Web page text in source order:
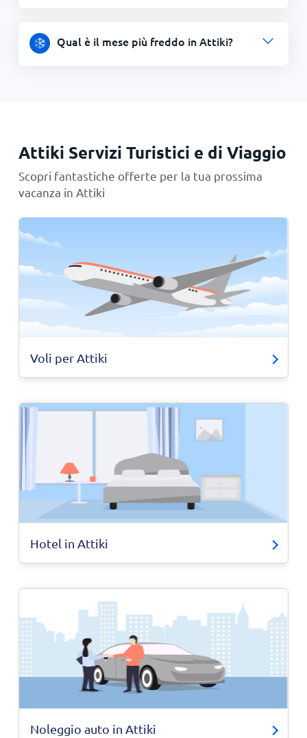
Qual è il mese più freddo in Attiki?
Attiki Servizi Turistici e di Viaggio
Scopri fantastiche offerte per la tua prossima
vacanza in Attiki
Voli per Attiki
Hotel in Attiki
Noleggio auto in Attiki